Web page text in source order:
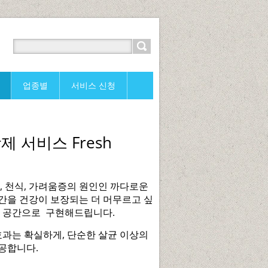
서비스 Fresh
식, 가려움증의 원인인 까다로운
을 건강이 보장되는 더 머무르고 싶
간으로 구현해드립니다.
는 확실하게, 단순한 살균 이상의
합니다.
업종별 서비스 신청